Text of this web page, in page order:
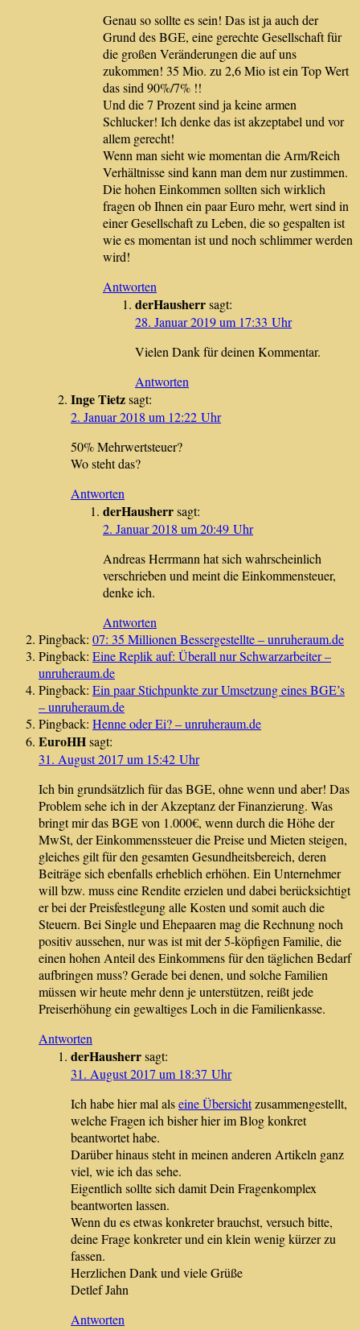
Genau so sollte es sein! Das ist ja auch der
Grund des BGE, eine gerechte Gesellschaft für
die großen Veränderungen die auf uns
zukommen! 35 Mio. zu 2,6 Mio ist ein Top Wert
das sind 90%/7% !!
Und die 7 Prozent sind ja keine armen
Schlucker! Ich denke das ist akzeptabel und vor
allem gerecht!
Wenn man sieht wie momentan die Arm/Reich
Verhältnisse sind kann man dem nur zustimmen.
Die hohen Einkommen sollten sich wirklich
fragen ob Ihnen ein paar Euro mehr, wert sind in
einer Gesellschaft zu Leben, die so gespalten ist
wie es momentan ist und noch schlimmer werden
wird!
Antworten
derHausherrsagt:
28. Januar 2019 um 17:33 Uhr
Vielen Dank für deinen Kommentar.
Antworten
Inge Tietzsagt:
2. Januar 2018 um 12:22 Uhr
50% Mehrwertsteuer?
Wo steht das?
Antworten
derHausherrsagt:
2. Januar 2018 um 20:49 Uhr
Andreas Herrmann hat sich wahrscheinlich
verschrieben und meint die Einkommensteuer,
denke ich.
Antworten
Pingback: 07: 35 Millionen Bessergestellte – unruheraum.de
Pingback: Eine Replik auf: Überall nur Schwarzarbeiter –
unruheraum.de
Pingback: Ein paar Stichpunkte zur Umsetzung eines BGE’s
– unruheraum.de
Pingback: Henne oder Ei? – unruheraum.de
EuroHHsagt:
31. August 2017 um 15:42 Uhr
Ich bin grundsätzlich für das BGE, ohne wenn und aber! Das
Problem sehe ich in der Akzeptanz der Finanzierung. Was
bringt mir das BGE von 1.000€, wenn durch die Höhe der
MwSt, der Einkommenssteuer die Preise und Mieten steigen,
gleiches gilt für den gesamten Gesundheitsbereich, deren
Beiträge sich ebenfalls erheblich erhöhen. Ein Unternehmer
will bzw. muss eine Rendite erzielen und dabei berücksichtigt
er bei der Preisfestlegung alle Kosten und somit auch die
Steuern. Bei Single und Ehepaaren mag die Rechnung noch
positiv aussehen, nur was ist mit der 5-köpfigen Familie, die
einen hohen Anteil des Einkommens für den täglichen Bedarf
aufbringen muss? Gerade bei denen, und solche Familien
müssen wir heute mehr denn je unterstützen, reißt jede
Preiserhöhung ein gewaltiges Loch in die Familienkasse.
Antworten
derHausherrsagt:
31. August 2017 um 18:37 Uhr
Ich habe hier mal alseine Übersichtzusammengestellt,
welche Fragen ich bisher hier im Blog konkret
beantwortet habe.
Darüber hinaus steht in meinen anderen Artikeln ganz
viel, wie ich das sehe.
Eigentlich sollte sich damit Dein Fragenkomplex
beantworten lassen.
Wenn du es etwas konkreter brauchst, versuch bitte,
deine Frage konkreter und ein klein wenig kürzer zu
fassen.
Herzlichen Dank und viele Grüße
Detlef Jahn
Antworten